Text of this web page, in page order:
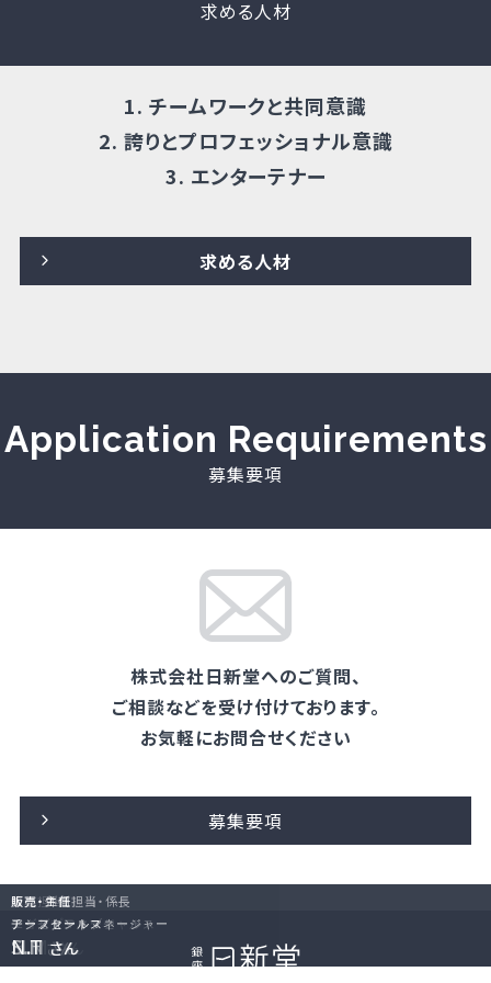
店長
ショップマネージャー
H.M さん
店長
ショップマネージャー
K.T さん
教育担当・課長
エグゼクティブセールス
M.I さん
修理・係長
アシスタントマネージャー
E.N さん
販売・外商担当・係長
アシスタントマネージャー
S.H さん
販売・主任
チーフセールス
N.T さん
Human Resources
求める人材
1. チームワークと共同意識
2. 誇りとプロフェッショナル意識
Application Requirements
募集要項
株式会社日新堂へのご質問、
ご相談などを受け付けております。
募集要項